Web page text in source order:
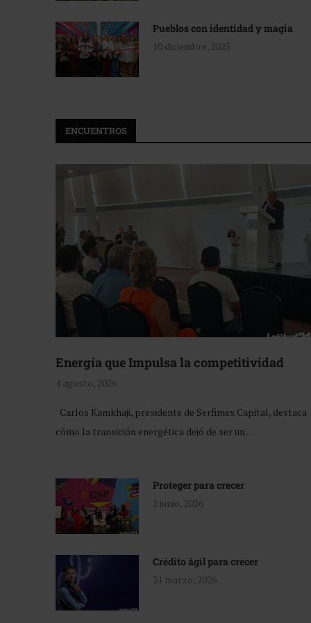
Pueblos con identidad y magia
10 diciembre, 2025
ENCUENTROS
Energía que Impulsa la competitividad
4 agosto, 2026
Carlos Kamkhaji, presidente de Serfimex Capital, destaca
cómo la transición energética dejó de ser un …
Proteger para crecer
2 junio, 2026
Crédito ágil para crecer
31 marzo, 2026